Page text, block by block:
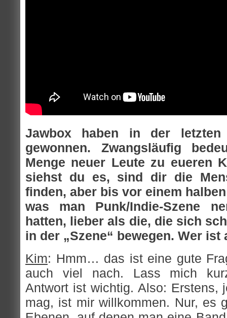
Jawbox haben in der
gewonnen. Zwangsläufig
Menge neuer Leute zu eueren
siehst du es, sind dir die
finden, aber bis vor einem
was man Punk/Indie-Szene
hatten, lieber als die, die sich
in der „Szene“ bewegen. Wer
Kim: Hmm… das ist eine gute
auch viel nach. Lass mich
Antwort ist wichtig. Also: Erstens,
mag, ist mir willkommen. Nur, es